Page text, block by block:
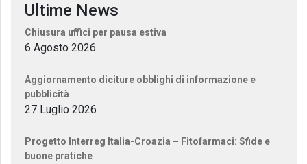
Ultime News
Chiusura uffici per pausa estiva
6 Agosto 2026
Aggiornamento diciture obblighi di informazione e
pubblicità
27 Luglio 2026
Progetto Interreg Italia-Croazia – Fitofarmaci: Sfide e
buone pratiche